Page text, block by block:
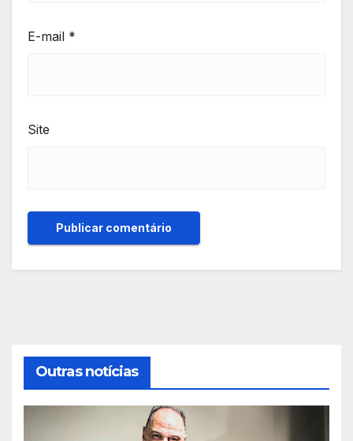
E-mail *
Site
Outras notícias